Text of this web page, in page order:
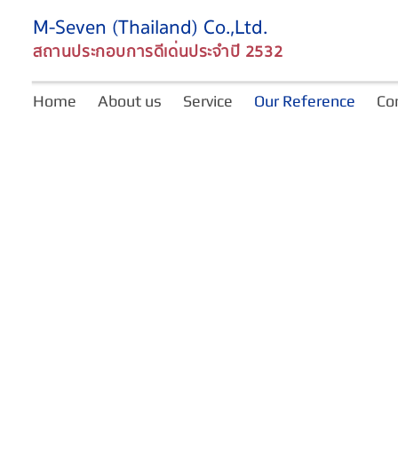
M-Seven (Thailand) Co.,Ltd.
สถานประกอบการดีเด่นประจำปี 2532
Home About us Service Our Reference